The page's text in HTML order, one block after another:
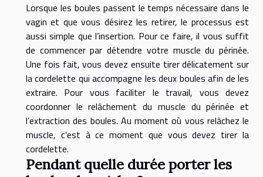
Lorsque les boules passent le temps nécessaire dans le
vagin et que vous désirez les retirer, le processus est
aussi simple que l’insertion. Pour ce faire, il vous suffit
de commencer par détendre votre muscle du périnée.
Une fois fait, vous devez ensuite tirer délicatement sur
la cordelette qui accompagne les deux boules afin de les
extraire. Pour vous faciliter le travail, vous devez
coordonner le relâchement du muscle du périnée et
l’extraction des boules. Au moment où vous relâchez le
muscle, c’est à ce moment que vous devez tirer la
cordelette.
Pendant quelle durée porter les